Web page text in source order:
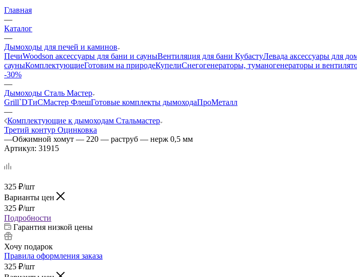
Главная
—
Каталог
—
Дымоходы для печей и каминов
ПечиWoodson аксессуары для бани и сауныВентиляция для бани КубастуЛевада аксессуары для
сауныКомплектующиеГотовим на природеКупелиСнегогенераторы, туманогенераторы и
-30%
—
Дымоходы Сталь Мастер
Grill`DТиСМастер ФлешГотовые комплекты дымоходаПроМеталл
—
Комплектующие к дымоходам Стальмастер
Третий контур Оцинковка
—Обжимной хомут — 220 — раструб — нерж 0,5 мм
Артикул: 31915
325 ₽/шт
Варианты цен
325 ₽/шт
Подробности
Гарантия низкой цены
Хочу подарок
Правила оформления заказа
325 ₽/шт